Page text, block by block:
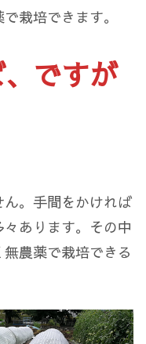
栽培できます。
ですが
。手間をかければ
あります。その中
農薬で栽培できる